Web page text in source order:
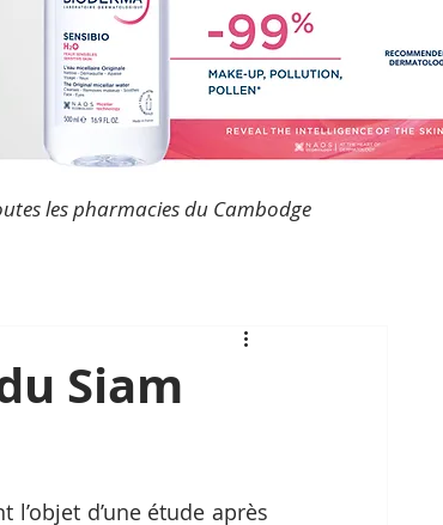
les pharmacies du Cambodge
Siam
d’une étude après